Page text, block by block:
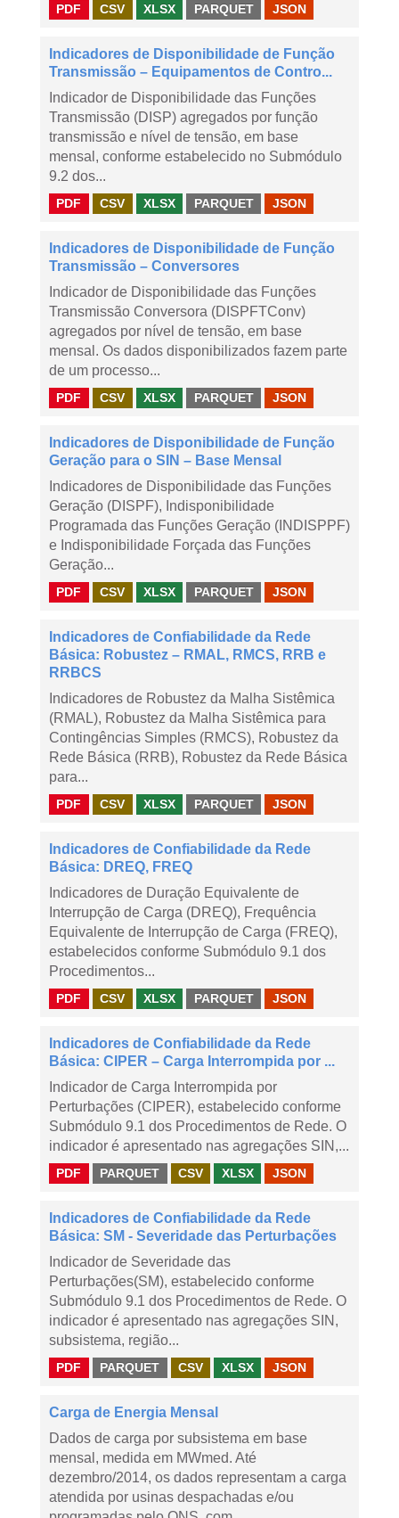
PDF CSV XLSX PARQUET JSON
Indicadores de Disponibilidade de Função
Transmissão – Equipamentos de Contro...
Indicador de Disponibilidade das Funções
Transmissão (DISP) agregados por função
transmissão e nível de tensão, em base
mensal, conforme estabelecido no Submódulo
9.2 dos...
PDF CSV XLSX PARQUET JSON
Indicadores de Disponibilidade de Função
Transmissão – Conversores
Indicador de Disponibilidade das Funções
Transmissão Conversora (DISPFTConv)
agregados por nível de tensão, em base
mensal. Os dados disponibilizados fazem parte
de um processo...
PDF CSV XLSX PARQUET JSON
Indicadores de Disponibilidade de Função
Geração para o SIN – Base Mensal
Indicadores de Disponibilidade das Funções
Geração (DISPF), Indisponibilidade
Programada das Funções Geração (INDISPPF)
e Indisponibilidade Forçada das Funções
Geração...
PDF CSV XLSX PARQUET JSON
Indicadores de Confiabilidade da Rede
Básica: Robustez – RMAL, RMCS, RRB e
RRBCS
Indicadores de Robustez da Malha Sistêmica
(RMAL), Robustez da Malha Sistêmica para
Contingências Simples (RMCS), Robustez da
Rede Básica (RRB), Robustez da Rede Básica
para...
PDF CSV XLSX PARQUET JSON
Indicadores de Confiabilidade da Rede
Básica: DREQ, FREQ
Indicadores de Duração Equivalente de
Interrupção de Carga (DREQ), Frequência
Equivalente de Interrupção de Carga (FREQ),
estabelecidos conforme Submódulo 9.1 dos
Procedimentos...
PDF CSV XLSX PARQUET JSON
Indicadores de Confiabilidade da Rede
Básica: CIPER – Carga Interrompida por ...
Indicador de Carga Interrompida por
Perturbações (CIPER), estabelecido conforme
Submódulo 9.1 dos Procedimentos de Rede. O
indicador é apresentado nas agregações SIN,...
PDF PARQUET CSV XLSX JSON
Indicadores de Confiabilidade da Rede
Básica: SM - Severidade das Perturbações
Indicador de Severidade das
Perturbações(SM), estabelecido conforme
Submódulo 9.1 dos Procedimentos de Rede. O
indicador é apresentado nas agregações SIN,
subsistema, região...
PDF PARQUET CSV XLSX JSON
Carga de Energia Mensal
Dados de carga por subsistema em base
mensal, medida em MWmed. Até
dezembro/2014, os dados representam a carga
atendida por usinas despachadas e/ou